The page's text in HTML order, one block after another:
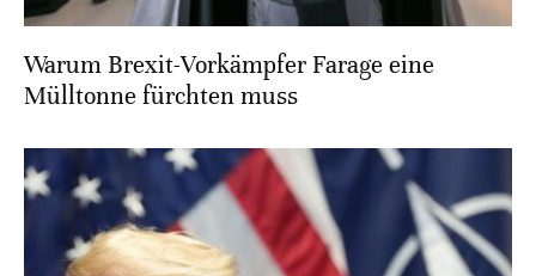
Warum Brexit-Vorkämpfer Farage eine
Mülltonne fürchten muss